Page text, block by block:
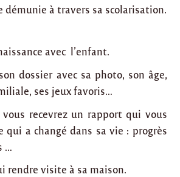
démunie à travers sa scolarisation.
avec l’enfant.
dossier avec sa photo, son âge,
ses jeux favoris…
vous recevrez un rapport qui vous
qui a changé dans sa vie : progrès
…
rendre visite à sa maison.